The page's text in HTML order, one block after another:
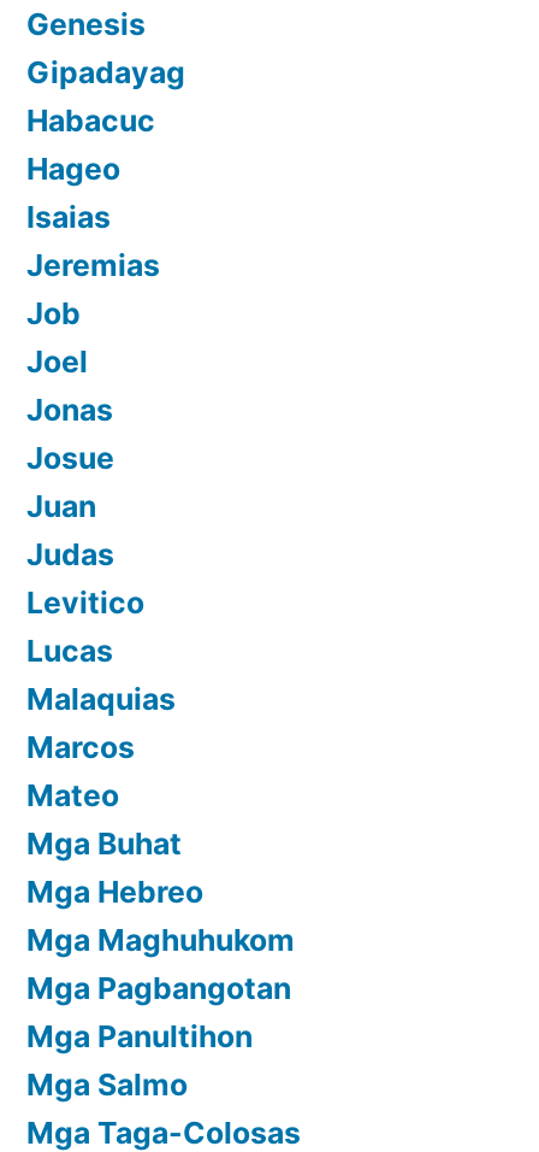
Genesis
Gipadayag
Habacuc
Hageo
Isaias
Jeremias
Job
Joel
Jonas
Josue
Juan
Judas
Levitico
Lucas
Malaquias
Marcos
Mateo
Mga Buhat
Mga Hebreo
Mga Maghuhukom
Mga Pagbangotan
Mga Panultihon
Mga Salmo
Mga Taga-Colosas